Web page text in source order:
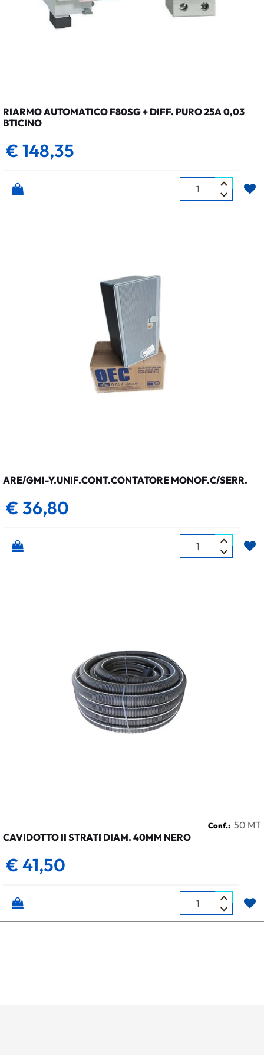
RIARMO AUTOMATICO F80SG + DIFF. PURO 25A 0,03
BTICINO
€ 148,35
Quantità
ARE/GMI-Y.UNIF.CONT.CONTATORE MONOF.C/SERR.
€ 36,80
Quantità
Conf.: 50 MT
CAVIDOTTO II STRATI DIAM. 40MM NERO
€ 41,50
Quantità